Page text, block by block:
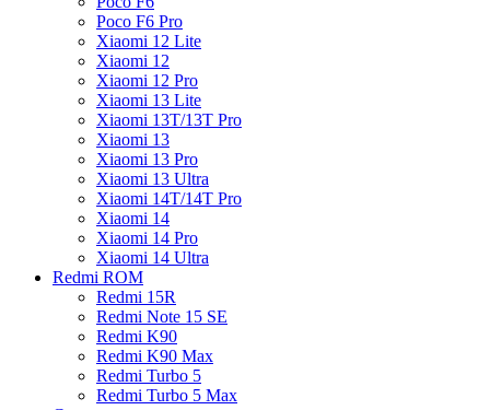
Poco F6 Pro
Xiaomi 12 Lite
Xiaomi 12
Xiaomi 12 Pro
Xiaomi 13 Lite
Xiaomi 13T/13T Pro
Xiaomi 13
Xiaomi 13 Pro
Xiaomi 13 Ultra
Xiaomi 14T/14T Pro
Xiaomi 14
Xiaomi 14 Pro
Xiaomi 14 Ultra
Redmi ROM
Redmi 15R
Redmi Note 15 SE
Redmi K90
Redmi K90 Max
Redmi Turbo 5
Redmi Turbo 5 Max